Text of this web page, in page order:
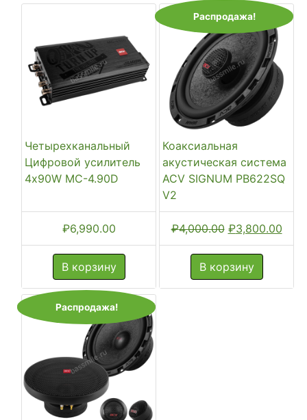
Четырехканальный
Цифровой усилитель
4x90W MC-4.90D
₽6,990.00
В корзину
Распродажа!
Коаксиальная
акустическая система
ACV SIGNUM PB622SQ
V2
₽4,000.00
цена
составляла
₽4,000.00.
₽3,800.00
В корзину
Распродажа!